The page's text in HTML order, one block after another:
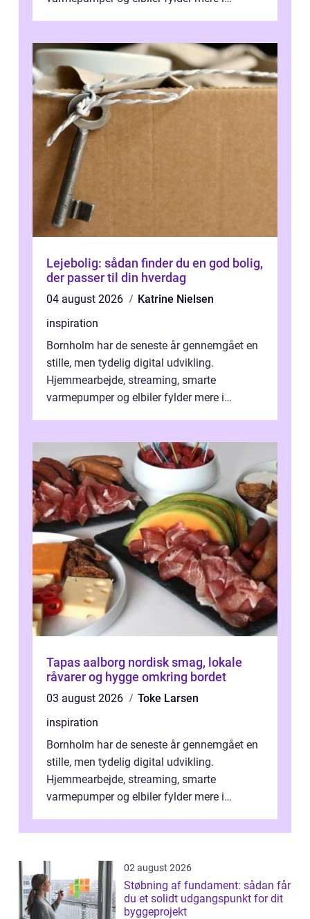
Lejebolig: sådan finder du en god bolig,
der passer til din hverdag
04 august 2026
Katrine Nielsen
inspiration
Bornholm har de seneste år gennemgået en
stille, men tydelig digital udvikling.
Hjemmearbejde, streaming, smarte
varmepumper og elbiler fylder mere i
Tapas aalborg nordisk smag, lokale
råvarer og hygge omkring bordet
03 august 2026
Toke Larsen
inspiration
Bornholm har de seneste år gennemgået en
stille, men tydelig digital udvikling.
Hjemmearbejde, streaming, smarte
varmepumper og elbiler fylder mere i
velfungerende ele...
02 august 2026
Støbning af fundament: sådan får
du et solidt udgangspunkt for dit
byggeprojekt